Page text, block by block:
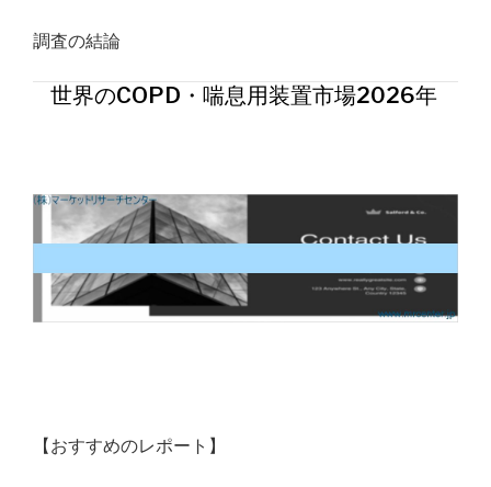
調査の結論
世界のCOPD・喘息用装置市場2026年
【おすすめのレポート】